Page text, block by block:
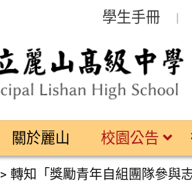
學生手冊
關於麗山 校園公告
>轉知「獎勵青年自組團隊參與